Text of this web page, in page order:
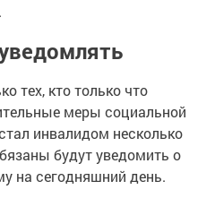
тех, кто только что
меры социальной
инвалидом несколько
будут уведомить о
на сегодняшний день.